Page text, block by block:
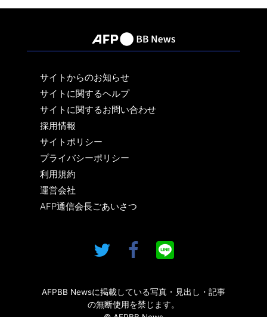
サイトからのお知らせ
サイトに関するヘルプ
サイトに関するお問い合わせ
採用情報
サイトポリシー
プライバシーポリシー
利用規約
運営会社
AFP通信会長ごあいさつ
AFPBB Newsに掲載している写真・見出し・記事
の無断使用を禁じます。